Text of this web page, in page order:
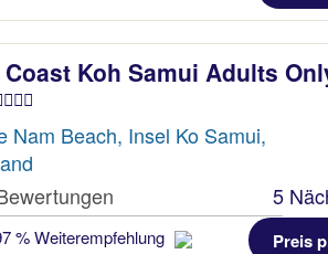
Coast Koh Samui Adults
Nam Beach, Insel Ko Samui,
% Weiterempfehlung
5
Preis